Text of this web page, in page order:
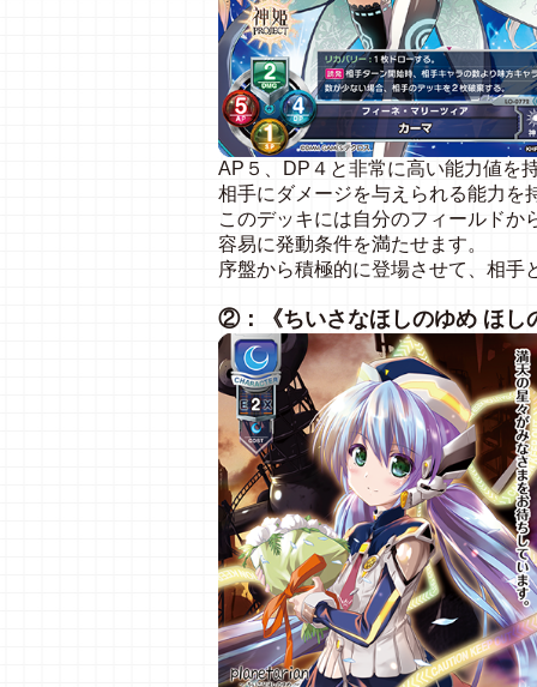
AP５、DP４と非常に高い能力値を
相手にダメージを与えられる能力を
このデッキには自分のフィールドか
容易に発動条件を満たせます。
序盤から積極的に登場させて、相手
②：《ちいさなほしのゆめ ほし